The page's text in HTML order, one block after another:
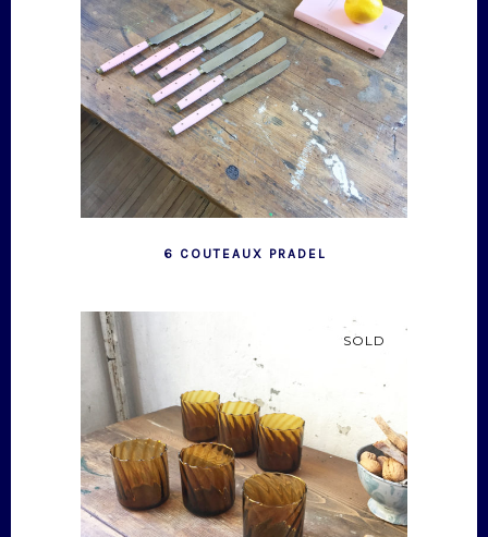
6 COUTEAUX PRADEL
SOLD